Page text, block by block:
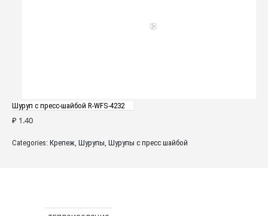
Шуруп с пресс-шайбой R-WFS-4232
₽ 1.40
Categories: Крепеж Шурупы Шурупы с пресс шайбой